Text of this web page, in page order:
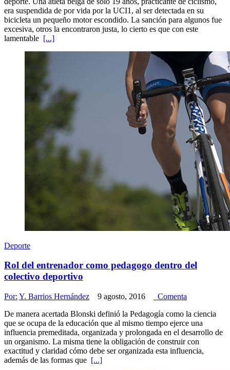
era suspendida de por vida por la UCI1, al ser detectada en su
bicicleta un pequeño motor escondido. La sanción para algunos fue
excesiva, otros la encontraron justa, lo cierto es que con este
lamentable [...]
Deporte
Rol del entrenador como pedagogo dentro del
colectivo deportivo
Por: Y. Barrios Hernández 9 agosto, 2016
Comenta
De manera acertada Blonski definió la Pedagogía como la ciencia
que se ocupa de la educación que al mismo tiempo ejerce una
influencia premeditada, organizada y prolongada en el desarrollo de
un organismo. La misma tiene la obligación de construir con
exactitud y claridad cómo debe ser organizada esta influencia,
además de las formas que [...]